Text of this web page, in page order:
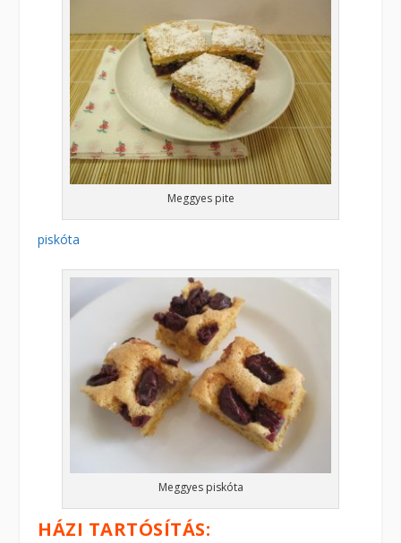
Meggyes pite
piskóta
Meggyes piskóta
HÁZI TARTÓSÍTÁS: